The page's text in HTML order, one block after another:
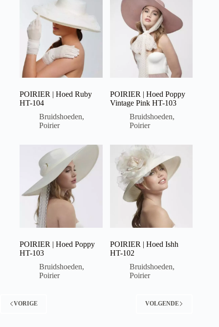
POIRIER | Hoed Ruby
HT-104
Bruidshoeden,
Poirier
POIRIER | Hoed Poppy
Vintage Pink HT-103
Bruidshoeden,
Poirier
POIRIER | Hoed Poppy
HT-103
Bruidshoeden,
Poirier
POIRIER | Hoed Ishh
HT-102
Bruidshoeden,
Poirier
VORIGE VOLGENDE